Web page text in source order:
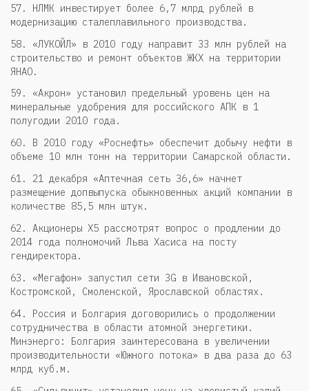
57. НЛМК инвестирует более 6,7 млрд рублей в
модернизацию сталеплавильного производства.
58. «ЛУКОЙЛ» в 2010 году направит 33 млн рублей на
строительство и ремонт объектов ЖКХ на территории
ЯНАО.
59. «Акрон» установил предельный уровень цен на
минеральные удобрения для российского АПК в 1
полугодии 2010 года.
60. В 2010 году «Роснефть» обеспечит добычу нефти в
объеме 10 млн тонн на территории Самарской области.
61. 21 декабря «Аптечная сеть 36,6» начнет
размещение допвыпуска обыкновенных акций компании в
количестве 85,5 млн штук.
62. Акционеры X5 рассмотрят вопрос о продлении до
2014 года полномочий Льва Хасиса на посту
гендиректора.
63. «Мегафон» запустил сети 3G в Ивановской,
Костромской, Смоленской, Ярославской областях.
64. Россия и Болгария договорились о продолжении
сотрудничества в области атомной энергетики.
Минэнерго: Болгария заинтересована в увеличении
производительности «Южного потока» в два раза до 63
млрд куб.м.